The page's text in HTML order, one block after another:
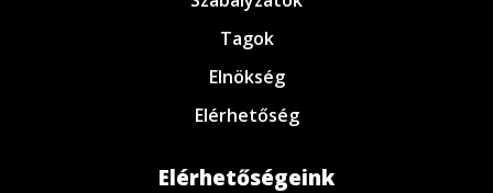
Tagok
Elnökség
Elérhetőség
Elérhetőségeink